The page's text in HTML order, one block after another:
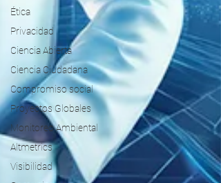
Ética
Privacidad
Ciencia Abierta
Ciencia Ciudadana
Compromiso social
Proyectos Globales
Monitoreo Ambiental
Altmetrics
Visibilidad